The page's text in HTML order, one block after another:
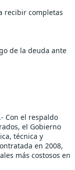
recibir completas
de la deuda ante
Con el respaldo
el Gobierno
técnica y
en 2008,
más costosos en